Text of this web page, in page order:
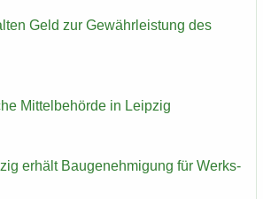
Geld zur Ge­währ­leis­tung des
Mit­tel­be­hör­de in Leip­zig
er­hält Bau­ge­neh­mi­gung für Werks­